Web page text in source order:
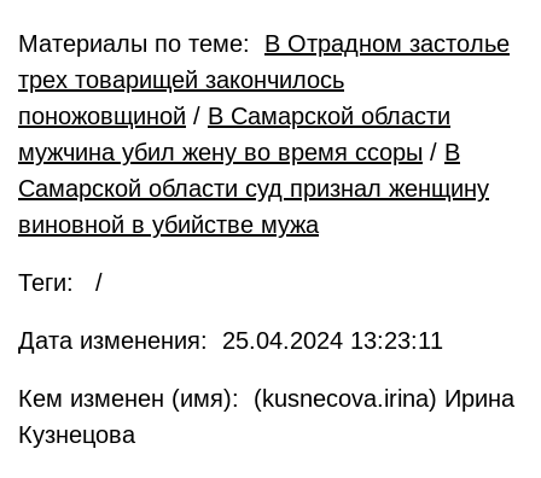
Материалы по теме: В Отрадном застолье
трех товарищей закончилось
поножовщиной / В Самарской области
мужчина убил жену во время ссоры / В
Самарской области суд признал женщину
виновной в убийстве мужа
Теги: /
Дата изменения: 25.04.2024 13:23:11
Кем изменен (имя): (kusnecova.irina) Ирина
Кузнецова